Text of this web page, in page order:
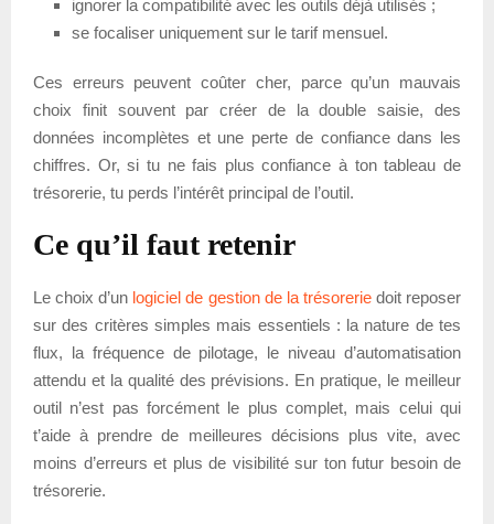
ignorer la compatibilité avec les outils déjà utilisés ;
se focaliser uniquement sur le tarif mensuel.
Ces erreurs peuvent coûter cher, parce qu’un mauvais
choix finit souvent par créer de la double saisie, des
données incomplètes et une perte de confiance dans les
chiffres. Or, si tu ne fais plus confiance à ton tableau de
trésorerie, tu perds l’intérêt principal de l’outil.
Ce qu’il faut retenir
Le choix d’un logiciel de gestion de la trésoreriedoit reposer
sur des critères simples mais essentiels : la nature de tes
flux, la fréquence de pilotage, le niveau d’automatisation
attendu et la qualité des prévisions. En pratique, le meilleur
outil n’est pas forcément le plus complet, mais celui qui
t’aide à prendre de meilleures décisions plus vite, avec
moins d’erreurs et plus de visibilité sur ton futur besoin de
trésorerie.